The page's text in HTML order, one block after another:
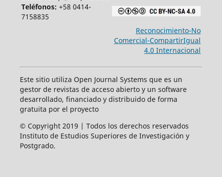
Teléfonos: +58 0414-
7158835
Reconocimiento-No
Comercial-CompartirIgual
4.0 Internacional
Este sitio utiliza Open Journal Systems que es un
gestor de revistas de acceso abierto y un software
desarrollado, financiado y distribuido de forma
gratuita por el proyecto
© Copyright 2019 | Todos los derechos reservados
Instituto de Estudios Superiores de Investigación y
Postgrado.